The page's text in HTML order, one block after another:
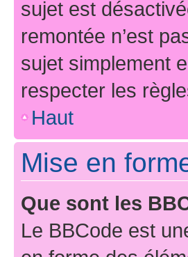
sujet est
remontée n’est
sujet simplement
respecter les
Haut
Mise en
Que sont les
Le BBCode est